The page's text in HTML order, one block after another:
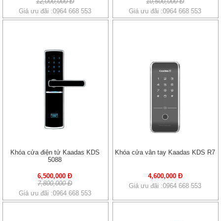
Giá ưu đãi :0964 668 553
Giá ưu đãi :0964 668 553
Khóa cửa điện tử Kaadas KDS
5088
6,500,000 Đ
7,800,000 Đ
Giá ưu đãi :0964 668 553
Khóa cửa vân tay Kaadas KDS R7
4,600,000 Đ
Giá ưu đãi :0964 668 553